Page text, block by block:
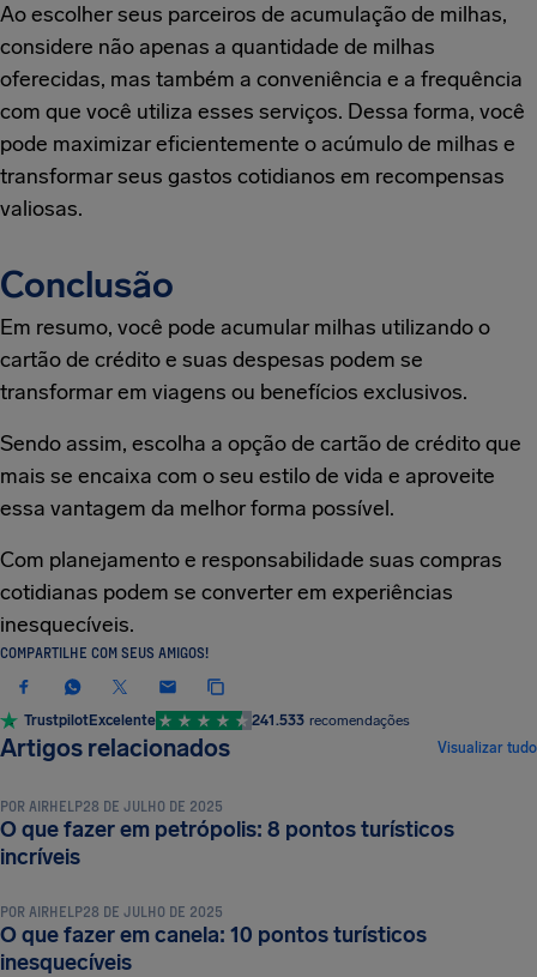
Ao escolher seus parceiros de acumulação de milhas,
considere não apenas a quantidade de milhas
oferecidas, mas também a conveniência e a frequência
com que você utiliza esses serviços. Dessa forma, você
pode maximizar eficientemente o acúmulo de milhas e
transformar seus gastos cotidianos em recompensas
valiosas.
Conclusão
Em resumo, você pode acumular milhas utilizando o
cartão de crédito e suas despesas podem se
transformar em viagens ou benefícios exclusivos.
Sendo assim, escolha a opção de cartão de crédito que
mais se encaixa com o seu estilo de vida e aproveite
essa vantagem da melhor forma possível.
Com planejamento e responsabilidade suas compras
cotidianas podem se converter em experiências
inesquecíveis.
COMPARTILHE COM SEUS AMIGOS!
TrustpilotExcelente 241.533 recomendações
Artigos relacionados Visualizar tudo
DICAS E TRUQUES DE VIAGEM
POR AIRHELP28 DE JULHO DE 2025
O que fazer em petrópolis: 8 pontos turísticos
incríveis
DICAS E TRUQUES DE VIAGEM
POR AIRHELP28 DE JULHO DE 2025
O que fazer em canela: 10 pontos turísticos
inesquecíveis
DICAS E TRUQUES DE VIAGEM